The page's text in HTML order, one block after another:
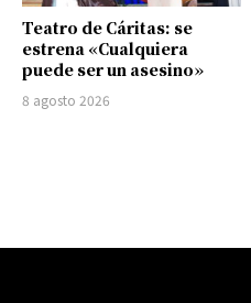
Teatro de Cáritas: se
estrena «Cualquiera
puede ser un asesino»
8 agosto 2026